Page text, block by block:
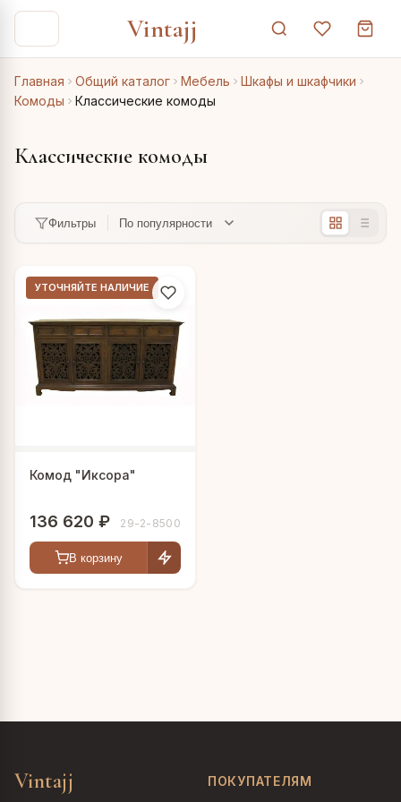
Vintajj
Главная Общий каталог Мебель
Шкафы и шкафчики
Комоды
Классические комоды
Классические комоды
Фильтры
УТОЧНЯЙТЕ НАЛИЧИЕ
Комод "Иксора"
136 620 ₽ 29-2-8500
В корзину
Vintajj ПОКУПАТЕЛЯМ